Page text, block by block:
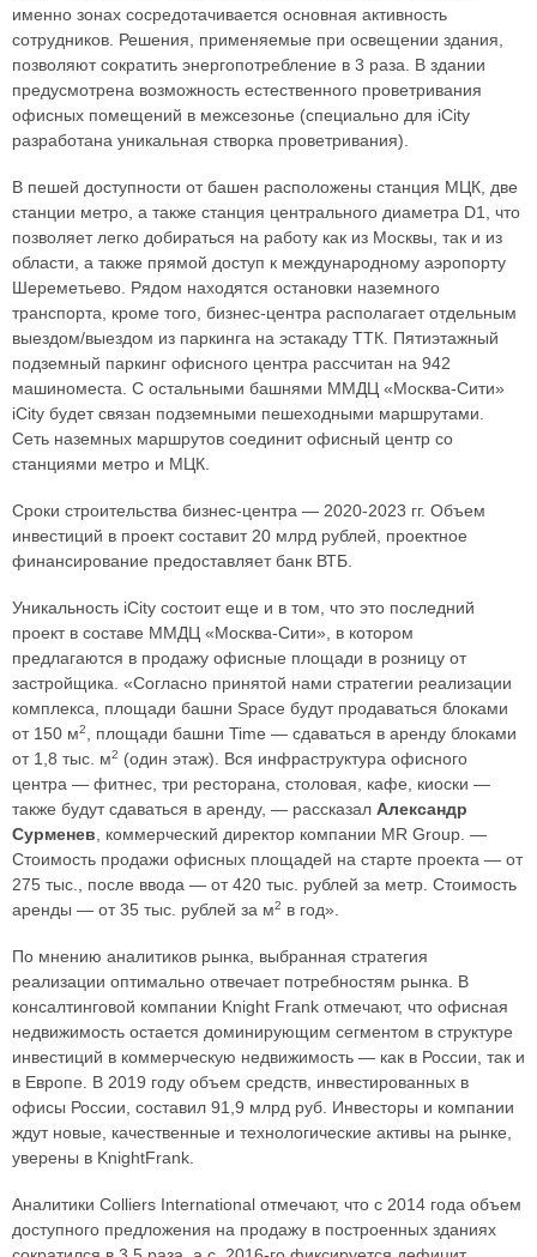
именно зонах сосредотачивается основная активность
сотрудников. Решения, применяемые при освещении здания,
позволяют сократить энергопотребление в 3 раза. В здании
предусмотрена возможность естественного проветривания
офисных помещений в межсезонье (специально для iCity
разработана уникальная створка проветривания).
В пешей доступности от башен расположены станция МЦК, две
станции метро, а также станция центрального диаметра D1, что
позволяет легко добираться на работу как из Москвы, так и из
области, а также прямой доступ к международному аэропорту
Шереметьево. Рядом находятся остановки наземного
транспорта, кроме того, бизнес-центра располагает отдельным
выездом/выездом из паркинга на эстакаду ТТК. Пятиэтажный
подземный паркинг офисного центра рассчитан на 942
машиноместа. С остальными башнями ММДЦ «Москва-Сити»
iCity будет связан подземными пешеходными маршрутами.
Сеть наземных маршрутов соединит офисный центр со
станциями метро и МЦК.
Сроки строительства бизнес-центра — 2020-2023 гг. Объем
инвестиций в проект составит 20 млрд рублей, проектное
финансирование предоставляет банк ВТБ.
Уникальность iCity состоит еще и в том, что это последний
проект в составе ММДЦ «Москва-Сити», в котором
предлагаются в продажу офисные площади в розницу от
застройщика. «Согласно принятой нами стратегии реализации
комплекса, площади башни Space будут продаваться блоками
от 150 м2
, площади башни Time — сдаваться в аренду блоками
от 1,8 тыс. м2 (один этаж). Вся инфраструктура офисного
центра — фитнес, три ресторана, столовая, кафе, киоски —
также будут сдаваться в аренду, — рассказал Александр
Сурменев , коммерческий директор компании MR Group. —
Стоимость продажи офисных площадей на старте проекта — от
275 тыс., после ввода — от 420 тыс. рублей за метр. Стоимость
аренды — от 35 тыс. рублей за м2 в год».
По мнению аналитиков рынка, выбранная стратегия
реализации оптимально отвечает потребностям рынка. В
консалтинговой компании Knight Frank отмечают, что офисная
недвижимость остается доминирующим сегментом в структуре
инвестиций в коммерческую недвижимость — как в России, так и
в Европе. В 2019 году объем средств, инвестированных в
офисы России, составил 91,9 млрд руб. Инвесторы и компании
ждут новые, качественные и технологические активы на рынке,
уверены в KnightFrank.
Аналитики Сolliers International отмечают, что с 2014 года объем
доступного предложения на продажу в построенных зданиях